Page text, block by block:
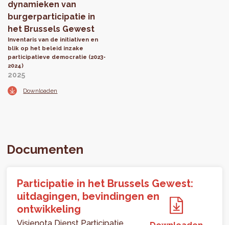
dynamieken van
burgerparticipatie in
het Brussels Gewest
Inventaris van de initiativen en
blik op het beleid inzake
participatieve democratie (2023-
2024)
2025
Downloaden
Documenten
Participatie in het Brussels Gewest:
uitdagingen, bevindingen en
ontwikkeling
Visienota Dienst Participatie